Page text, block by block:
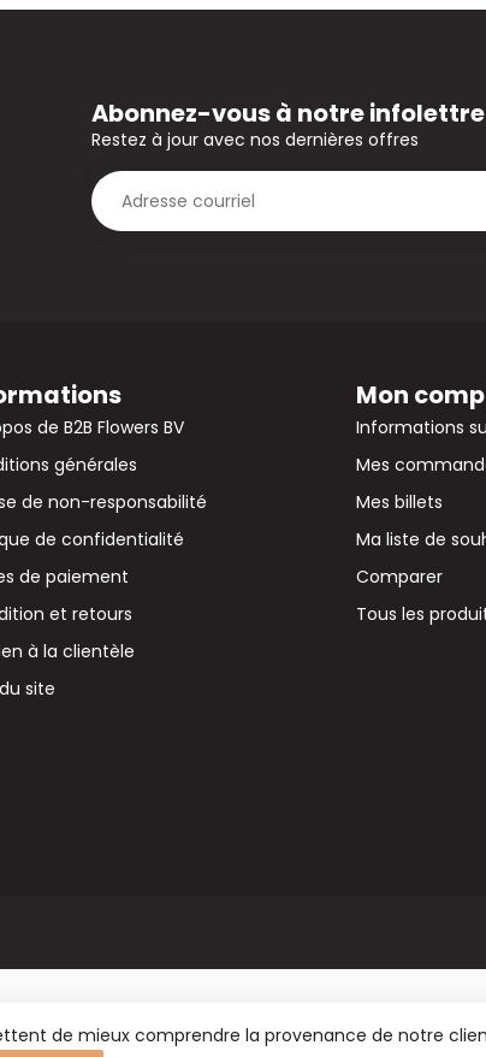
Abonnez-vous à notre infolettre
Restez à jour avec nos dernières offres
de B2B Flowers BV
générales
de non-responsabilité
de confidentialité
de paiement
et retours
à la clientèle
site
Mon
Informations
Mes
Mes billets
Ma liste de
Comparer
Tous les
de mieux comprendre la provenance de notre